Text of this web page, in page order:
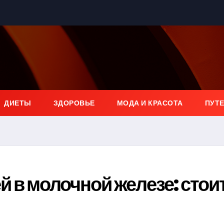
ДИЕТЫ ЗДОРОВЬЕ МОДА И КРАСОТА
в молочной железе: